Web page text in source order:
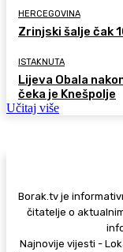
HERCEGOVINA
Zrinjski šalje čak
ISTAKNUTA
Lijeva Obala
čeka je Knešpolje
Učitaj više
Borak.tv je
čitatelje o
Najnovije vijesti -